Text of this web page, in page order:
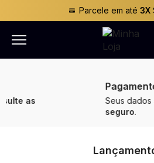
Parcele em até 3X
Pagamento Seguro
Seus dados seguros